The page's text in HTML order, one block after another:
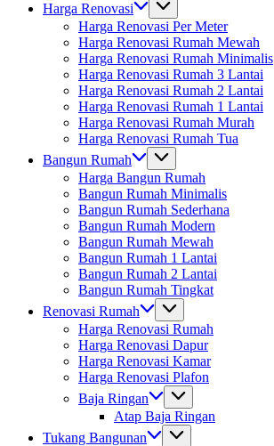
Harga Renovasi
Harga Renovasi Per Meter
Harga Renovasi Rumah Mewah
Harga Renovasi Rumah Minimalis
Harga Renovasi Rumah 3 Lantai
Harga Renovasi Rumah 2 Lantai
Harga Renovasi Rumah 1 Lantai
Harga Renovasi Rumah Murah
Harga Renovasi Rumah Tua
Bangun Rumah
Harga Bangun Rumah
Bangun Rumah Minimalis
Bangun Rumah Sederhana
Bangun Rumah Modern
Bangun Rumah Mewah
Bangun Rumah 1 Lantai
Bangun Rumah 2 Lantai
Bangun Rumah Tingkat
Renovasi Rumah
Harga Renovasi Rumah
Harga Renovasi Dapur
Harga Renovasi Kamar
Harga Renovasi Plafon
Baja Ringan
Atap Baja Ringan
Tukang Bangunan